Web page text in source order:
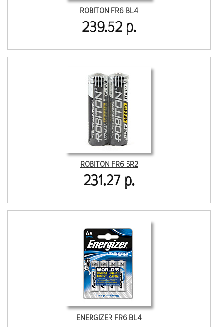
ROBITON FR6 BL4
239.52 р.
ROBITON FR6 SR2
231.27 р.
ENERGIZER FR6 BL4